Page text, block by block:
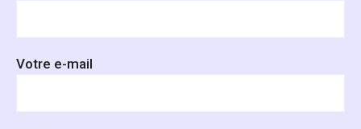
Votre e-mail